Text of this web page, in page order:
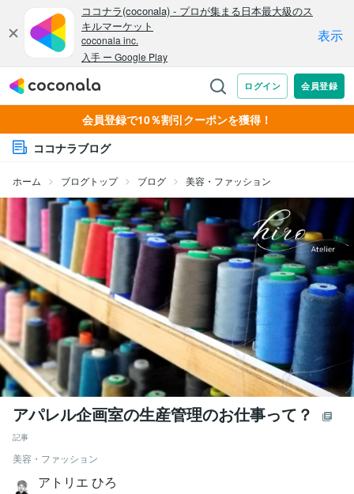
会員登録で10％割引クーポンを獲得！
ココナラブログ
ホーム ブログトップ ブログ 美容・ファッション
アパレル企画室の生産管理のお仕事って？
記事
美容・ファッション
アトリエ ひろ